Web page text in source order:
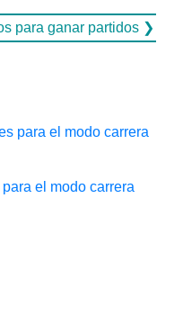
para ganar partidos ❯
el modo carrera